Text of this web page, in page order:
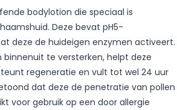
bodylotion die speciaal is
Deze bevat pH5-
deze de huideigen enzymen activeert.
te versterken, helpt deze
regeneratie en vult tot wel 24 uur
dat deze de penetratie van pollen
voor gebruik op een door allergie